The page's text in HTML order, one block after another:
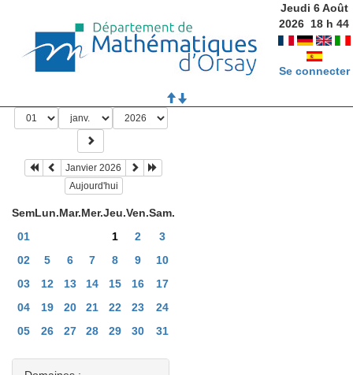
Jeudi 6 Août
2026 18 h44
Se connecter
Janvier 2026
Aujourd'hui
SemLun.Mar.Mer.Jeu.Ven.Sam.
01
1 2
3
02
5 6 7 8 9
10
03
12 13 14 15 16
17
04
19 20 21 22 23
24
05
26 27 28 29 30 31